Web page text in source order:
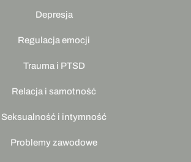
Depresja
Regulacja emocji
Trauma i PTSD
Relacja i samotność
Seksualność i intymność
Problemy zawodowe